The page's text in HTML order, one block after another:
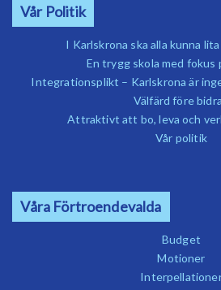
Vår Politik
I Karlskrona ska alla kunna
En trygg skola med fokus
Integrationsplikt – Karlskrona är
Välfärd före
Attraktivt att bo, leva och
Vår politik
Våra Förtroendevalda
Budget
Motioner